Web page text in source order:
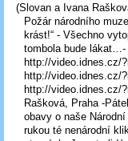
(Slovan a Ivana
Požár národního
krást!“ - Všechno
tombola bude lákat…-
http://video.idnes.cz/
http://video.idnes.cz/
http://video.idnes.cz/
Rašková, Praha -
obavy o naše
rukou té nenárodní